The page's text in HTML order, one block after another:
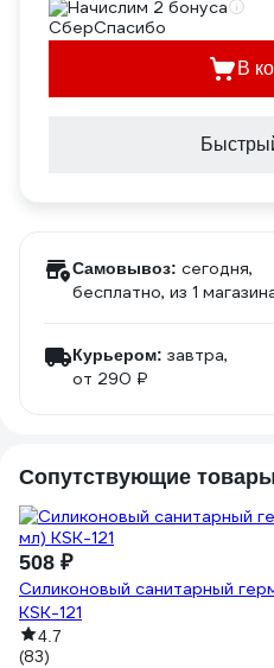
Начислим 2 бонуса
В
Самовывоз: сегодня,
бесплатно, из 1
Курьером: завтра,
от 290 ₽
Сопутствующие
508 ₽
Силиконовый санитарный
KSK-121
4.7
(83)